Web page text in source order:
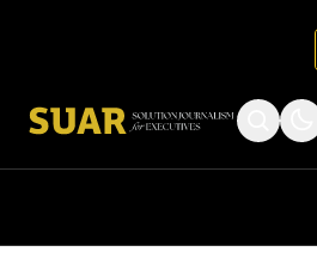
Ketentuan Penggunaan